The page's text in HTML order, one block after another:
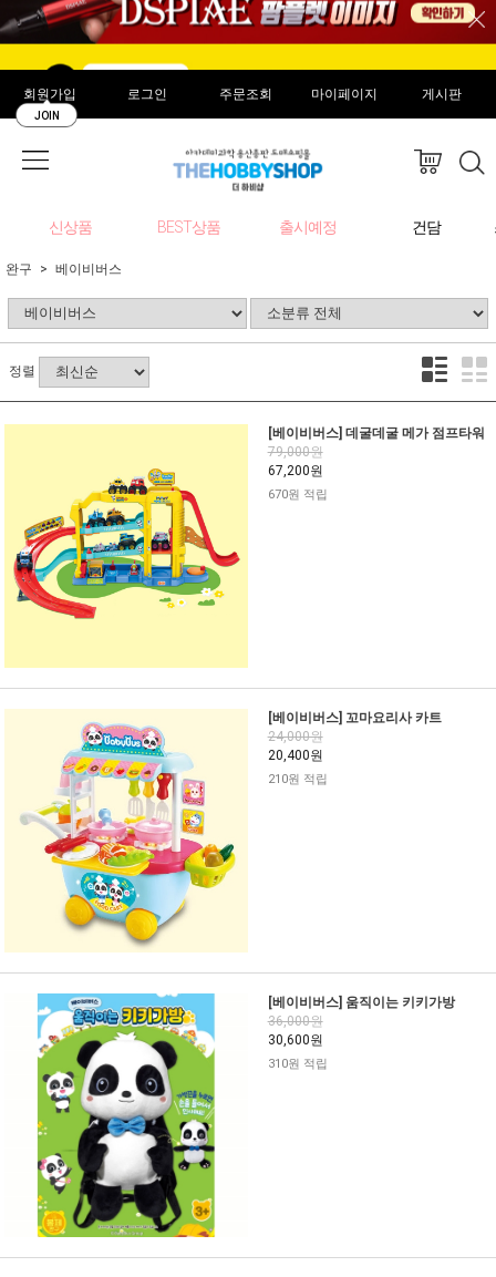
회원가입
JOIN
로그인 주문조회 마이페이지 게시판
신상품 BEST상품 출시예정 건담
완구 베이비버스
정렬
[베이비버스] 데굴데굴 메가 점프타워
79,000원
67,200원
670원 적립
[베이비버스] 꼬마요리사 카트
24,000원
20,400원
210원 적립
[베이비버스] 움직이는 키키가방
36,000원
30,600원
310원 적립